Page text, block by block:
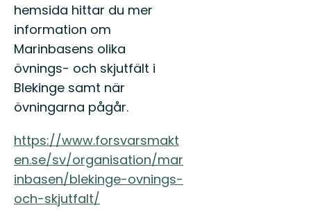
hemsida hittar du mer
information om
Marinbasens olika
övnings- och skjutfält i
Blekinge samt när
övningarna pågår.
https://www.forsvarsmakt
en.se/sv/organisation/mar
inbasen/blekinge-ovnings-
och-skjutfalt/